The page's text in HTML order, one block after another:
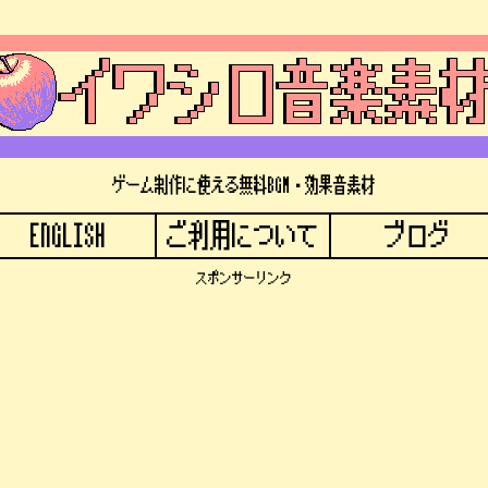
ゲーム制作に使える無料BGM・効果音素材
ENGLISH ご利用について ブログ
スポンサーリンク